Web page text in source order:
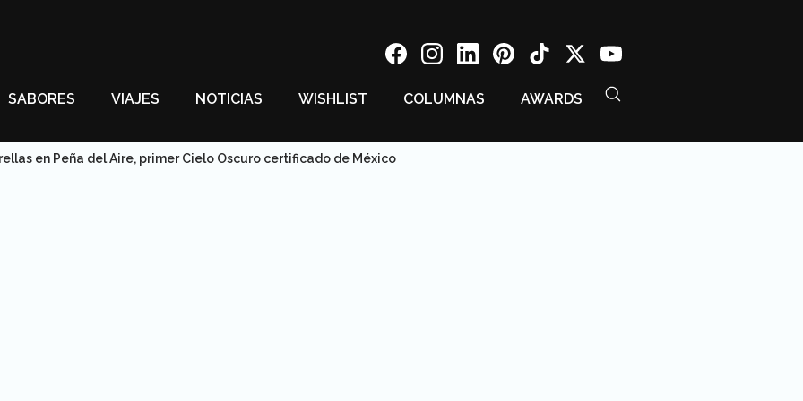
SABORES VIAJES NOTICIAS WISHLIST COLUMNAS AWARDS
en Peña del Aire, primer Cielo Oscuro certificado de México